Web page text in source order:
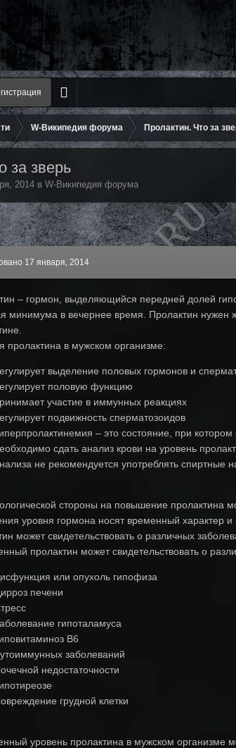
W-Википедия форума Пролактин. Что за
за зверь
2014в W-Википедия форума
17 января, 2014
– гормон, выделяющийся передней долей
минимума в вечернее время. Пролактин нужен
пролактина в мужском организме:
выделение половых гормонов и
половую функцию
участие в иммунных реакциях
подвижность сперматозоидов
– это состояние, при
сдать анализ крови на уровень
не рекомендуется употреблять спиртные
стороны на повышение пролактина
уровня гормона носят временный характер
может свидетельствовать о различных
пролактин может свидетельствовать о
или опухоль гипофиза
печени
гипоталамуса
В6
заболеваний
недостаточности
грудной клетки
уровень пролактина в мужском организме